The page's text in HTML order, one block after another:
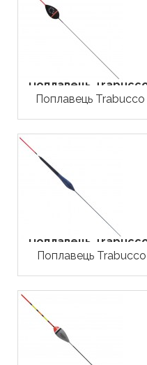
Поплавець
Поплавець
Поплавець
Поплавець